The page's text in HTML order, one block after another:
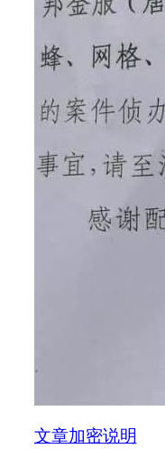
文章加密说明